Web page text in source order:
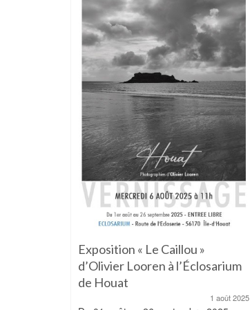
Exposition « Le Caillou »
d’Olivier Looren à l’Éclosarium
de Houat
1 août 2025